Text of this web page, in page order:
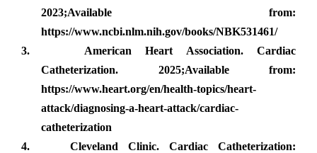
2023;Available from:
https://www.ncbi.nlm.nih.gov/books/NBK531461/
3.
American Heart Association. Cardiac
Catheterization. 2025;Available from:
https://www.heart.org/en/health-topics/heart-
attack/diagnosing-a-heart-attack/cardiac-
catheterization
4.
Cleveland Clinic. Cardiac Catheterization: